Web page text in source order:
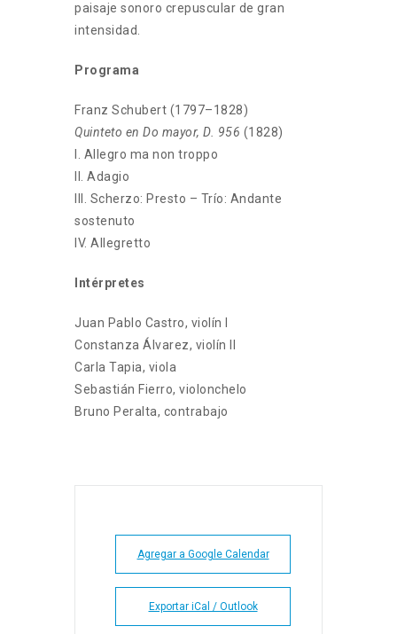
paisaje sonoro crepuscular de gran
intensidad.
Programa
Franz Schubert (1797–1828)
Quinteto en Do mayor, D. 956 (1828)
I. Allegro ma non troppo
II. Adagio
III. Scherzo: Presto – Trío: Andante
sostenuto
IV. Allegretto
Intérpretes
Juan Pablo Castro, violín I
Constanza Álvarez, violín II
Carla Tapia, viola
Sebastián Fierro, violonchelo
Bruno Peralta, contrabajo
Agregar a Google Calendar
Exportar iCal / Outlook